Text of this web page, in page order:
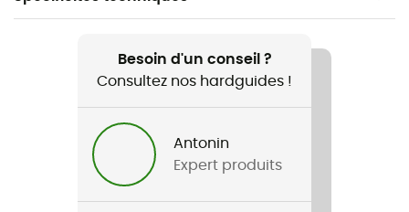
Besoin d'un conseil ?
Consultez nos hardguides !
Antonin
Expert produits